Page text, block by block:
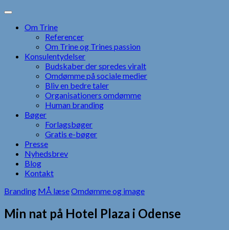
Skip
contentOm Trine
Referencer
Om Trine og Trines passion
Konsulentydelser
Budskaber der spredes viralt
Omdømme på sociale medier
Bliv en bedre taler
Organisationers omdømme
Human branding
Bøger
Forlagsbøger
Gratis e-bøger
Presse
Nyhedsbrev
Blog
Kontakt
Branding MÅ læseOmdømme og image
Min nat på Hotel Plaza i Odense